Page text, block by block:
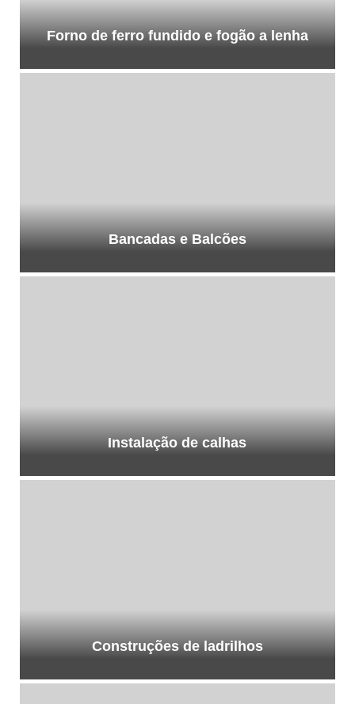
Forno de ferro fundido e fogão a lenha
Bancadas e Balcões
Instalação de calhas
Construções de ladrilhos